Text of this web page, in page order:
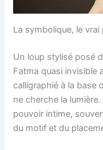
La symbolique, le
Un loup stylisé posé
Fatma quasi invisible
calligraphié à la base
ne cherche la
pouvoir intime,
du motif et du